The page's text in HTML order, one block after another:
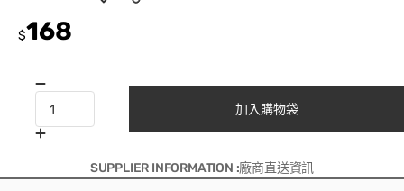
$168
加入購物袋
SUPPLIER INFORMATION :廠商直送資訊